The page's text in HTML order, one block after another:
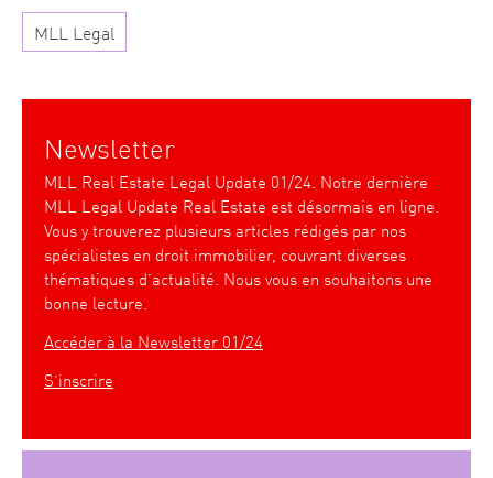
MLL Legal
Newsletter
MLL Real Estate Legal Update 01/24. Notre dernière
MLL Legal Update Real Estate est désormais en ligne.
Vous y trouverez plusieurs articles rédigés par nos
spécialistes en droit immobilier, couvrant diverses
thématiques d’actualité. Nous vous en souhaitons une
bonne lecture.
Accéder à la Newsletter 01/24
S’inscrire